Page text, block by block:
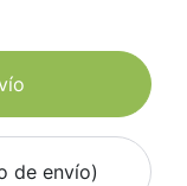
de envío)